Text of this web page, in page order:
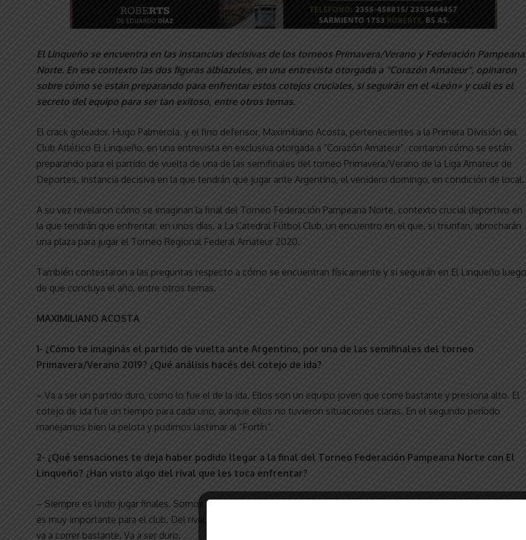
El Linqueño se encuentra en las instancias decisivas de los torneos Primavera/Verano y Federación Pampeana
Norte. En ese contexto las dos figuras albiazules, en una entrevista otorgada a “Corazón Amateur”, opinaron
sobre cómo se están preparando para enfrentar estos cotejos cruciales, si seguirán en el «León» y cuál es el
secreto del equipo para ser tan exitoso, entre otros temas.
El crack goleador, Hugo Palmerola, y el fino defensor, Maximiliano Acosta, pertenecientes a la Primera División del
Club Atlético El Linqueño, en una entrevista en exclusiva otorgada a “Corazón Amateur”, contaron cómo se están
preparando para el partido de vuelta de una de las semifinales del torneo Primavera/Verano de la Liga Amateur de
Deportes, instancia decisiva en la que tendrán que jugar ante Argentino, el venidero domingo, en condición de local.
A su vez revelaron cómo se imaginan la final del Torneo Federación Pampeana Norte, contexto crucial deportivo en
la que tendrán que enfrentar, en unos días, a La Catedral Fútbol Club, un encuentro en el que, si triunfan, abrocharán
una plaza para jugar el Torneo Regional Federal Amateur 2020.
También contestaron a las preguntas respecto a cómo se encuentran físicamente y si seguirán en El Linqueño luego
de que concluya el año, entre otros temas.
MAXIMILIANO ACOSTA
1- ¿Cómo te imaginás el partido de vuelta ante Argentino, por una de las semifinales del torneo
Primavera/Verano 2019? ¿Qué análisis hacés del cotejo de ida?
– Va a ser un partido duro, como lo fue el de la ida. Ellos son un equipo joven que corre bastante y presiona alto. El
cotejo de ida fue un tiempo para cada uno, aunque ellos no tuvieron situaciones claras. En el segundo período
manejamos bien la pelota y pudimos lastimar al “Fortín”.
2- ¿Qué sensaciones te deja haber podido llegar a la final del Torneo Federación Pampeana Norte con El
Linqueño? ¿Han visto algo del rival que les toca enfrentar?
– Siempre es lindo jugar finales. Somos un equipo que se fue acostumbrado a estar siempre en esa instancia y eso
es muy importante para el club. Del rival no sabemos mucho, pero sí tenemos en claro que es un elenco joven y que
va a correr bastante. Va a ser duro.